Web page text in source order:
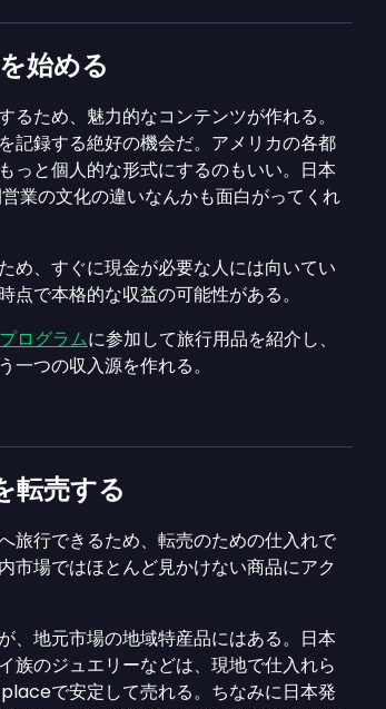
始める
ため、魅力的なコンテンツが作れる。
記録する絶好の機会だ。アメリカの各都
っと個人的な形式にするのもいい。日本
業の文化の違いなんかも面白がってくれ
め、すぐに現金が必要な人には向いてい
で本格的な収益の可能性がある。
ログラムに参加して旅行用品を紹介し、
つの収入源を作れる。
転売する
旅行できるため、転売のための仕入れで
市場ではほとんど見かけない商品にアク
、地元市場の地域特産品にはある。日本
族のジュエリーなどは、現地で仕入れら
で安定して売れる。ちなみに日本発